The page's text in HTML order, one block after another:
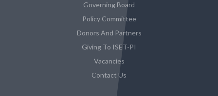
Governing Board
Policy Committee
Donors And Partners
Giving To ISET-PI
Vacancies
Contact Us